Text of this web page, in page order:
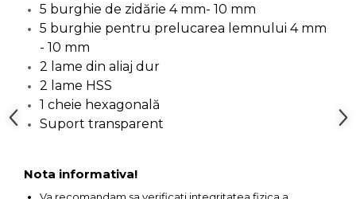
Dinamometric
Carucior Scule
Echipamente de Siguranta
Stetoscop Auto
Tester Compresie Auto
Dispozitiv Aerisire &
Schimbare Lichid Frana
5 burghie de zidărie 4 mm- 10 mm
5 burghie pentru prelucarea lemnului 4 mm
- 10 mm
2 lame din aliaj dur
2 lame HSS
1 cheie hexagonală
Suport transparent
Nota informativa!